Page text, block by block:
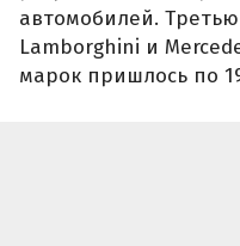
гибридный
12 покупателей.
продано шесть